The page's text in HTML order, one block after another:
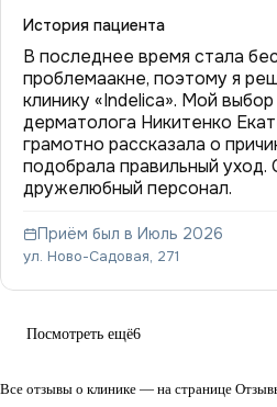
История пациента
В последнее время стала
проблемаакне, поэтому я
клинику «Indelica». Мой
дерматолога Никитенко
грамотно рассказала о
подобрала правильный
дружелюбный персонал.
Приём был в Июль 2026
ул. Ново-Садовая, 271
Посмотреть ещё6
Все отзывы о клинике — на странице